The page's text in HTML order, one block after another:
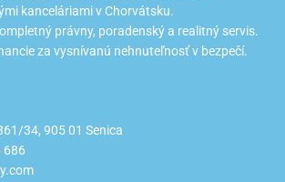
kanceláriami v Chorvátsku.
právny, poradenský a realitný servis.
za vysnívanú nehnuteľnosť v bezpečí.
34, 905 01 Senica
686